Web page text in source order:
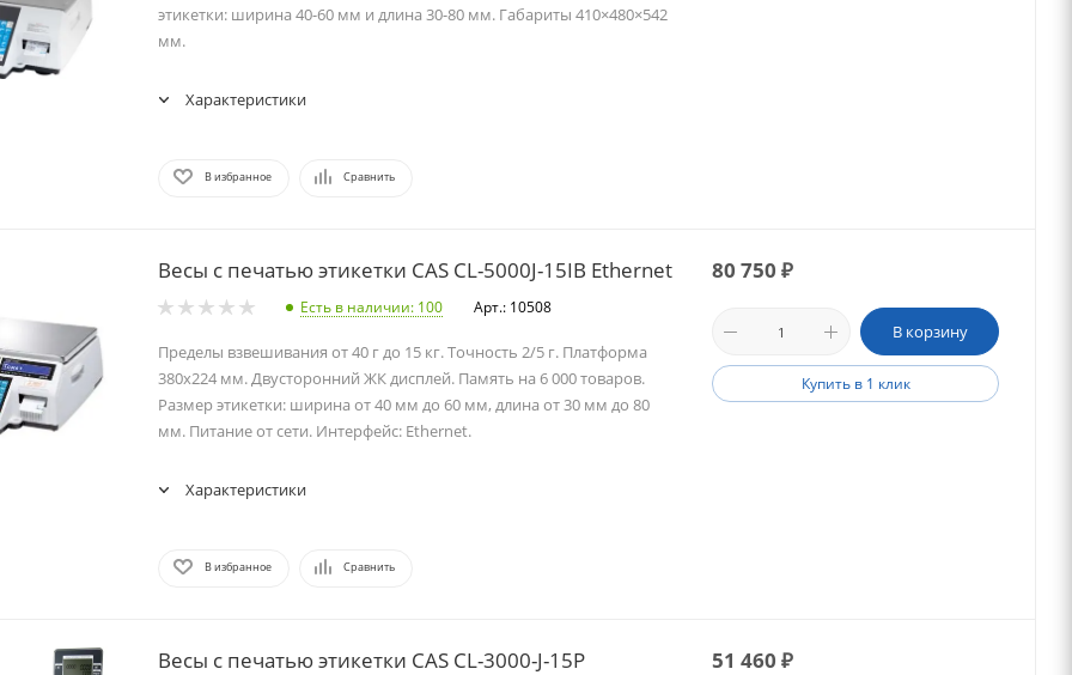
этикетки: ширина 40-60 мм и длина 30-80 мм. Габариты 410×480×542
мм.
Характеристики
В избранное Сравнить
Весы с печатью этикетки CAS CL-5000J-15IB Ethernet
Есть в наличии: 100 Арт.: 10508
Пределы взвешивания от 40 г до 15 кг. Точность 2/5 г. Платформа
380х224 мм. Двусторонний ЖК дисплей. Память на 6 000 товаров.
Размер этикетки: ширина от 40 мм до 60 мм, длина от 30 мм до 80
мм. Питание от сети. Интерфейс: Ethernet.
Характеристики
В избранное Сравнить
80 750 ₽
В корзину
Купить в 1 клик
Весы с печатью этикетки CAS CL-3000-J-15P 51 460 ₽